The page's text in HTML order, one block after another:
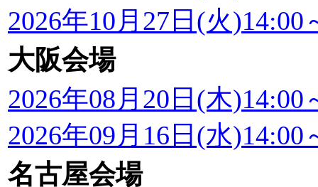
2026年10月27日(火)14:00
大阪会場
2026年08月20日(木)14:00
2026年09月16日(水)14:00
名古屋会場